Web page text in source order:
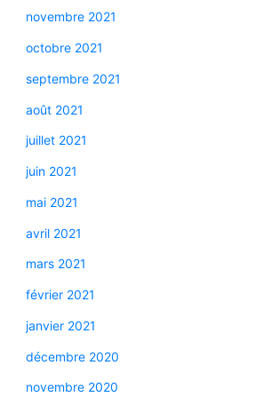
novembre 2021
octobre 2021
septembre 2021
août 2021
juillet 2021
juin 2021
mai 2021
avril 2021
mars 2021
février 2021
janvier 2021
décembre 2020
novembre 2020